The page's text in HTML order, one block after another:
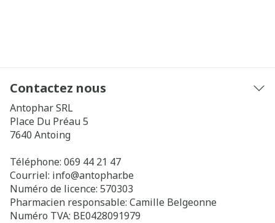
Contactez nous
Antophar SRL
Place Du Préau 5
7640 Antoing
Téléphone: 069 44 21 47
Courriel: info@antophar.be
Numéro de licence: 570303
Pharmacien responsable: Camille Belgeonne
Numéro TVA: BE0428091979